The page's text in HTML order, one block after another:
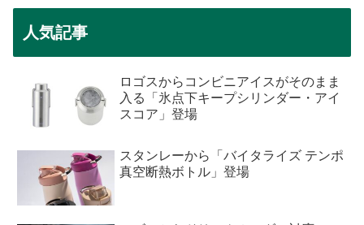
人気記事
ロゴスからコンビニアイスがそのまま
入る「氷点下キープシリンダー・アイ
スコア」登場
スタンレーから「バイタライズ テンポ
真空断熱ボトル」登場